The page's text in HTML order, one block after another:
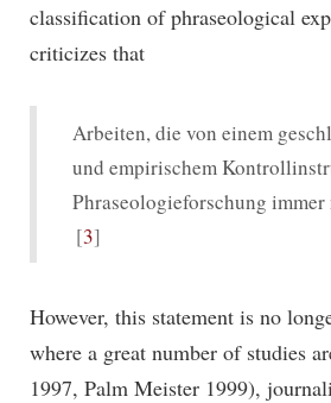
classification of phraseological
criticizes that
Arbeiten, die von einem
und empirischem
Phraseologieforschung
3
However, this statement is no
where a great number of studies
1997, Palm Meister 1999),